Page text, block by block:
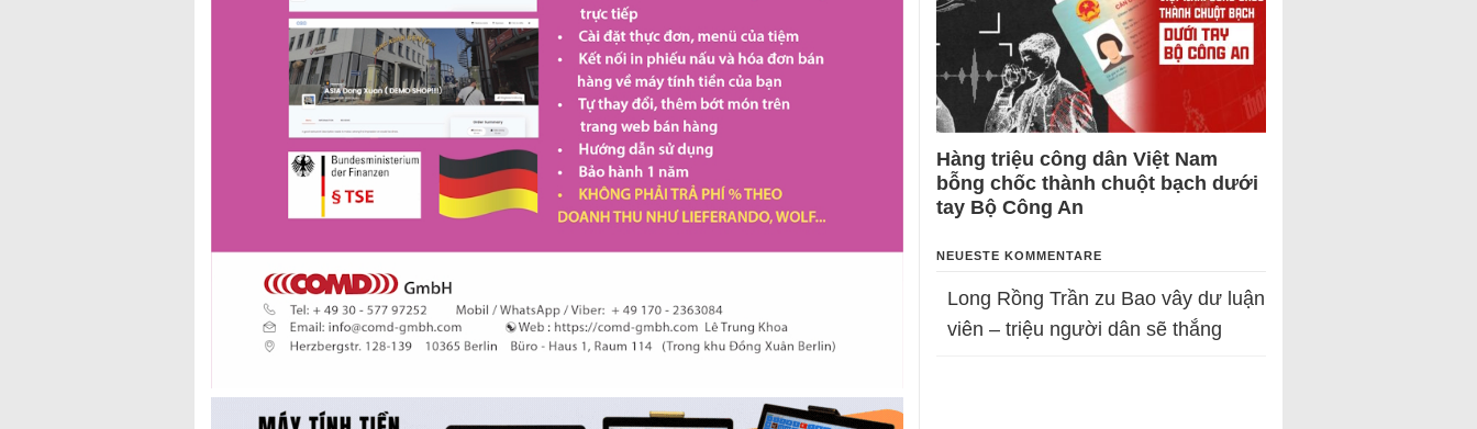
Hàng triệu công dân Việt Nam
bỗng chốc thành chuột bạch dưới
tay Bộ Công An
NEUESTE KOMMENTARE
Long Rồng Trần zu Bao vây dư luận
viên – triệu người dân sẽ thắng